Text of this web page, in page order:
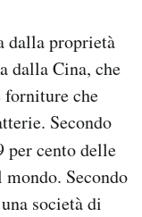
dalla proprietà
dalla Cina, che
che
Secondo
per cento delle
Secondo
società di